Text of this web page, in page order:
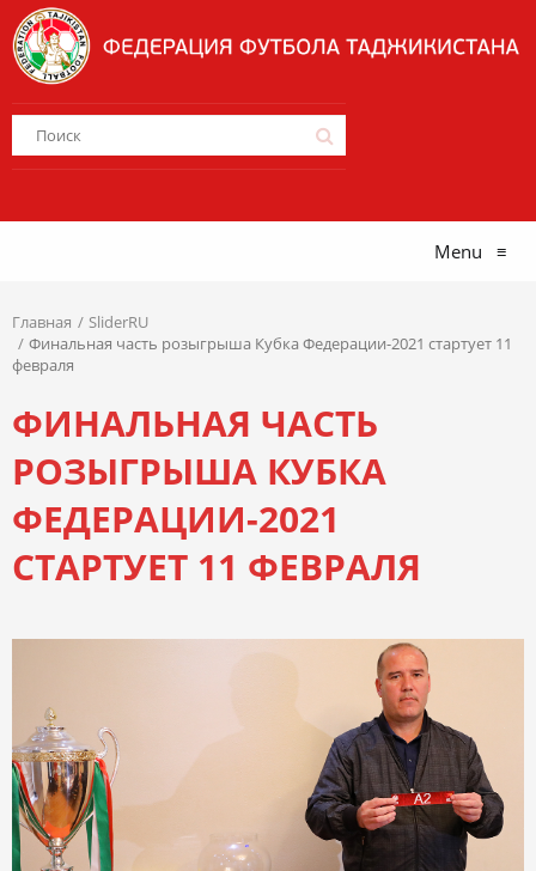
Menu ≡
Главная
SliderRU
Финальная часть розыгрыша Кубка Федерации-2021 стартует 11
февраля
ФИНАЛЬНАЯ ЧАСТЬ
РОЗЫГРЫША КУБКА
ФЕДЕРАЦИИ-2021
СТАРТУЕТ 11 ФЕВРАЛЯ